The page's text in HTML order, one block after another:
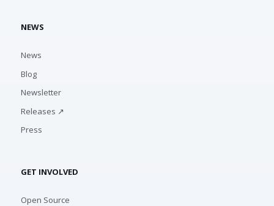
NEWS
News
Blog
Newsletter
Releases ↗
Press
GET INVOLVED
Open Source